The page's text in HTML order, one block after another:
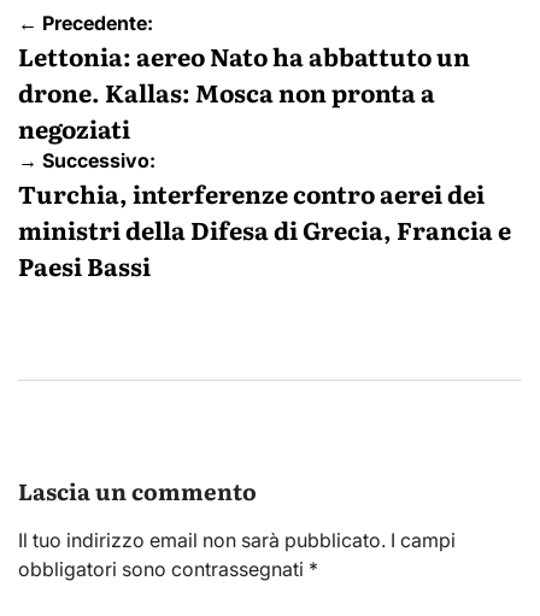
Navigazione
articoli
← Precedente:
Lettonia: aereo Nato ha abbattuto un
drone. Kallas: Mosca non pronta a
negoziati
→ Successivo:
Turchia, interferenze contro aerei dei
ministri della Difesa di Grecia, Francia e
Paesi Bassi
Lascia un commento
Il tuo indirizzo email non sarà pubblicato. I campi
obbligatori sono contrassegnati *